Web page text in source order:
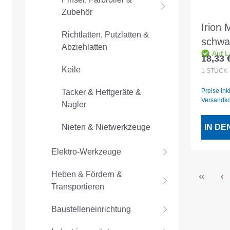
Zubehör
Richtlatten, Putzlatten &
Abziehlatten
Keile
Tacker & Heftgeräte &
Nagler
Nieten & Nietwerkzeuge
Elektro-Werkzeuge
Heben & Fördern &
Transportieren
Baustelleneinrichtung
Irion
Auf
18,33
1 STÜCK
Preise
IN